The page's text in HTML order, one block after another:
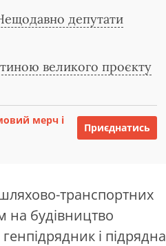
депутати
великого проєкту
мерч і
Приєднатись
транспортних
на будівництво
і підрядна